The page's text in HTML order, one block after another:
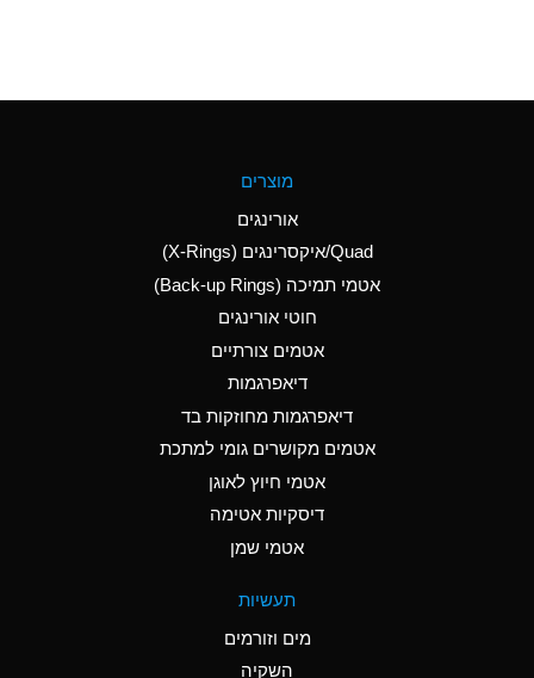
Aluminum Nitrate
(Aqueous)
Aluminum Phosphate
Ammonia Anhydrous
D
Ammonia Gas (cold)
D
Ammonia Gas (hot)
מוצרים
אורינגים
Quad/איקסרינגים (X-Rings)
אטמי תמיכה (Back-up Rings)
חוטי אורינגים
אטמים צורתיים
דיאפרגמות
דיאפרגמות מחוזקות בד
אטמים מקושרים גומי למתכת
אטמי חיוץ לאוגן
דיסקיות אטימה
אטמי שמן
תעשיות
מים וזורמים
השקיה